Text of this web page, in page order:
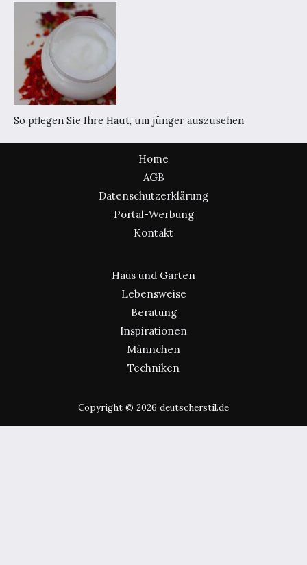
So pflegen Sie Ihre Haut, um jünger auszusehen
Home
AGB
Datenschutzerklärung
Portal-Werbung
Kontakt
Haus und Garten
Lebensweise
Beratung
Inspirationen
Männchen
Techniken
Copyright © 2026 deutscherstil.de